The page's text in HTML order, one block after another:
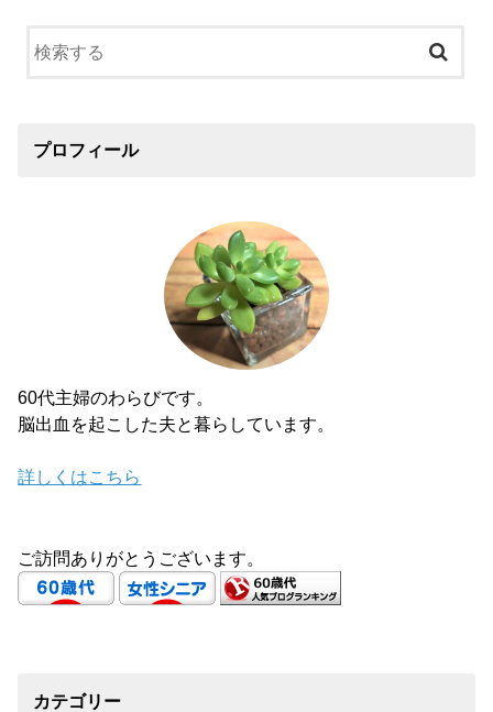
プロフィール
60代主婦のわらびです。
脳出血を起こした夫と暮らしています。
詳しくはこちら
ご訪問ありがとうございます。
カテゴリー